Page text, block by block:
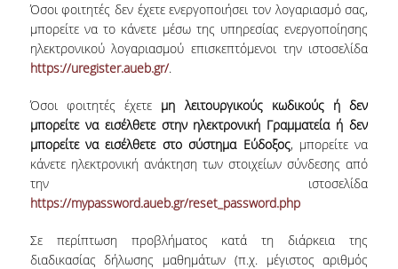
Όσοι φοιτητές δεν έχετε ενεργοποιήσει τον λογαριασμό σας,
μπορείτε να το κάνετε μέσω της υπηρεσίας ενεργοποίησης
ηλεκτρονικού λογαριασμού επισκεπτόμενοι την ιστοσελίδα
https://uregister.aueb.gr/.
Όσοι φοιτητές έχετε μη λειτουργικούς κωδικούς ή δεν
μπορείτε να εισέλθετε στην ηλεκτρονική Γραμματεία ή δεν
μπορείτε να εισέλθετε στο σύστημα Εύδοξος, μπορείτε να
κάνετε ηλεκτρονική ανάκτηση των στοιχείων σύνδεσης από
την ιστοσελίδα
https://mypassword.aueb.gr/reset_password.php
Σε περίπτωση προβλήματος κατά τη διάρκεια της
διαδικασίας δήλωσης μαθημάτων (π.χ. μέγιστος αριθμός